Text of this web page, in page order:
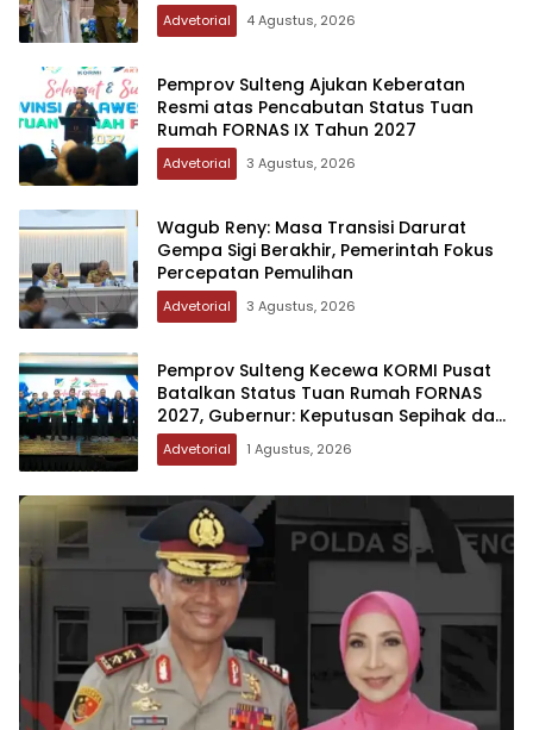
Advetorial 4 Agustus, 2026
Pemprov Sulteng Ajukan Keberatan
Resmi atas Pencabutan Status Tuan
Rumah FORNAS IX Tahun 2027
Advetorial 3 Agustus, 2026
Wagub Reny: Masa Transisi Darurat
Gempa Sigi Berakhir, Pemerintah Fokus
Percepatan Pemulihan
Advetorial 3 Agustus, 2026
Pemprov Sulteng Kecewa KORMI Pusat
Batalkan Status Tuan Rumah FORNAS
2027, Gubernur: Keputusan Sepihak dan
Tanpa Koordinasi
Advetorial 1 Agustus, 2026